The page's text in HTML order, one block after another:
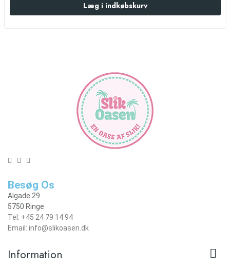
Læg i indkøbskurv
Besøg Os
Algade 29
5750 Ringe
Tel: +45 24 79 14 94
Email: info@slikoasen.dk
Information 